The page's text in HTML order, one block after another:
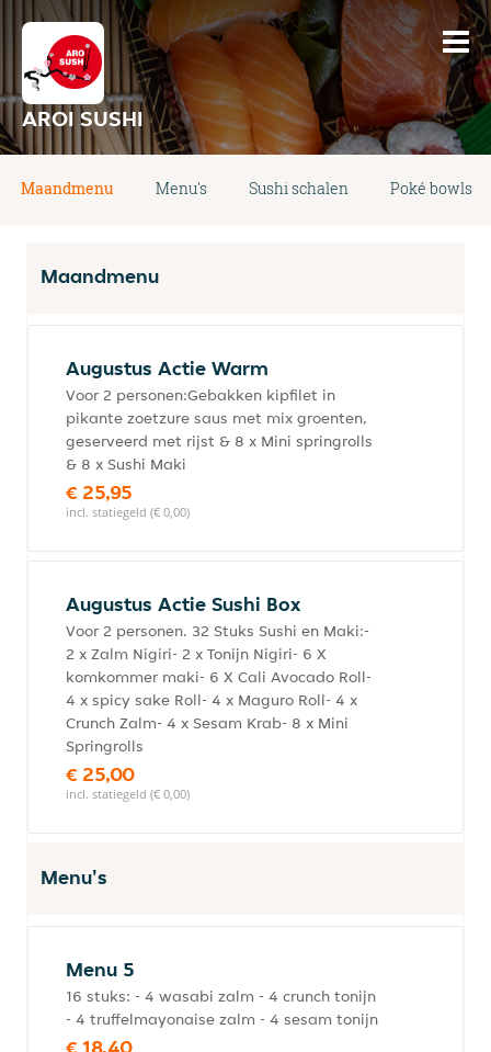
AROI SUSHI
Maandmenu Menu's Sushi schalen Poké bowls
Maandmenu
Augustus Actie Warm
Voor 2 personen:Gebakken kipfilet in
pikante zoetzure saus met mix groenten,
geserveerd met rijst & 8 x Mini springrolls
& 8 x Sushi Maki
€ 25,95
incl. statiegeld (€ 0,00)
Augustus Actie Sushi Box
Voor 2 personen. 32 Stuks Sushi en Maki:-
2 x Zalm Nigiri- 2 x Tonijn Nigiri- 6 X
komkommer maki- 6 X Cali Avocado Roll-
4 x spicy sake Roll- 4 x Maguro Roll- 4 x
Crunch Zalm- 4 x Sesam Krab- 8 x Mini
Springrolls
€ 25,00
incl. statiegeld (€ 0,00)
Menu's
Menu 5
16 stuks: - 4 wasabi zalm - 4 crunch tonijn
- 4 truffelmayonaise zalm - 4 sesam tonijn